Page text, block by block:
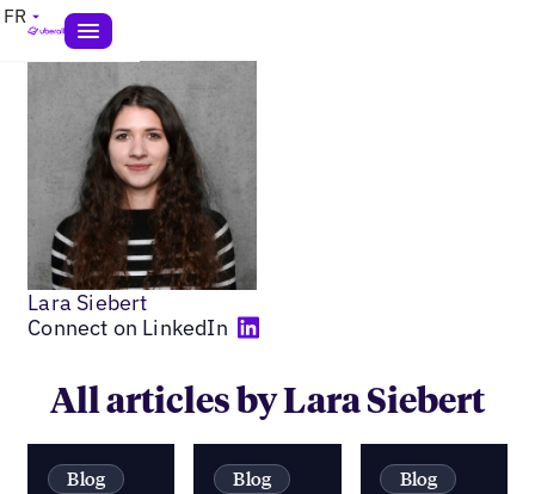
FR
Lara Siebert
Connect on LinkedIn
All articles by Lara Siebert
Blog
Blog
Blog